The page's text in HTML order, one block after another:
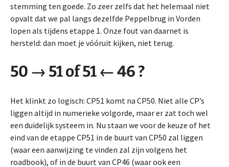
stemming ten goede. Zo zeer zelfs dat het helemaal niet
opvalt dat we pal langs dezelfde Peppelbrug in Vorden
lopen als tijdens etappe 1. Onze fout van daarnet is
hersteld: dan moet je vóóruit kijken, niet terug.
50 → 51 of 51 ← 46 ?
Het klinkt zo logisch: CP51 komt na CP50. Niet alle CP’s
liggen altijd in numerieke volgorde, maar er zat toch wel
een duidelijk systeem in. Nu staan we voor de keuze of het
eind van de etappe CP51 in de buurt van CP50 zal liggen
(waar een aanwijzing te vinden zal zijn volgens het
roadbook), of in de buurt van CP46 (waar ook een